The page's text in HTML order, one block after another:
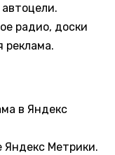
радио, доски
реклама.
в Яндекс
Яндекс Метрики.